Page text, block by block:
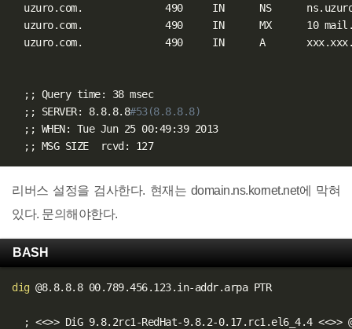
uzuro.com.              490     IN      NS
uzuro.com.              490     IN      MX      10
uzuro.com.              490     IN      A
; ; Query time: 38 msec
; ; SERVER: 8.8.8.8#53(8.8.8.8)
; ; WHEN: Tue Jun 25 00:49:39 2013
; ; MSG SIZE  rcvd: 127
리버스 설정을 검사한다. 현재는 domain.ns.kornet.net에 막혀
있다. 문의해야한다.
BASH
dig @8.8.8.8 00.789.456.123.in-addr.arpa PTR
; <<>> DiG 9.8.2rc1-RedHat-9.8.2-0.17.rc1.el6_4.4 <<>>